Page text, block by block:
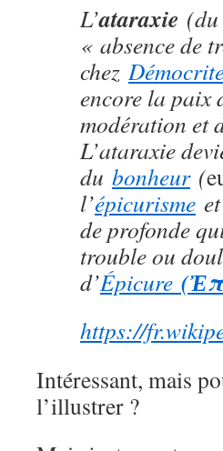
L’ataraxie (du
« absence de
chez
encore la paix
modération et
L’ataraxie
du bonheur(
l’épicurisme
de profonde
trouble ou
d’Épicure
https://
Intéressant, mais
l’illustrer ?